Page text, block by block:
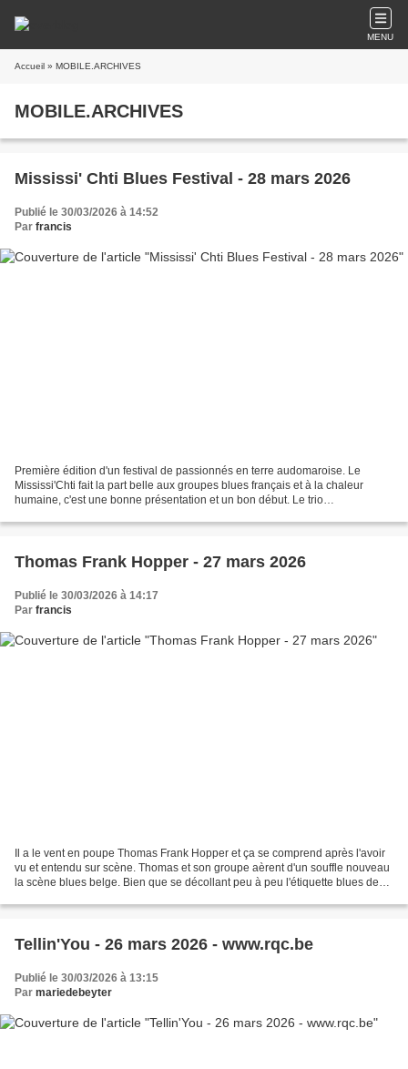
MENU
Accueil » MOBILE.ARCHIVES
MOBILE.ARCHIVES
Mississi' Chti Blues Festival - 28 mars 2026
Publié le 30/03/2026 à 14:52
Par francis
Première édition d'un festival de passionnés en terre audomaroise. Le
Mississi'Chti fait la part belle aux groupes blues français et à la chaleur
humaine, c'est une bonne présentation et un bon début. Le trio
Thomas Frank Hopper - 27 mars 2026
Publié le 30/03/2026 à 14:17
Par francis
Il a le vent en poupe Thomas Frank Hopper et ça se comprend après l'avoir
vu et entendu sur scène. Thomas et son groupe aèrent d'un souffle nouveau
la scène blues belge. Bien que se décollant peu à peu l'étiquette blues de
Tellin'You - 26 mars 2026 - www.rqc.be
Publié le 30/03/2026 à 13:15
Par mariedebeyter